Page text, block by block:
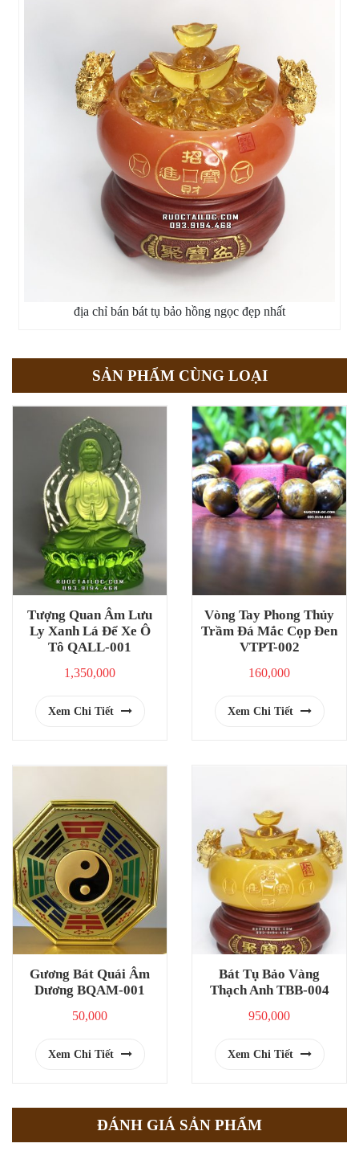
địa chỉ bán bát tụ bảo hồng ngọc đẹp nhất
SẢN PHẨM CÙNG LOẠI
Tượng Quan Âm Lưu
Ly Xanh Lá Để Xe Ô
Tô QALL-001
1,350,000
Xem Chi Tiết
Vòng Tay Phong Thủy
Trầm Đá Mắc Cọp Đen
VTPT-002
160,000
Xem Chi Tiết
Gương Bát Quái Âm
Dương BQAM-001
50,000
Xem Chi Tiết
Bát Tụ Bảo Vàng
Thạch Anh TBB-004
950,000
Xem Chi Tiết
ĐÁNH GIÁ SẢN PHẨM